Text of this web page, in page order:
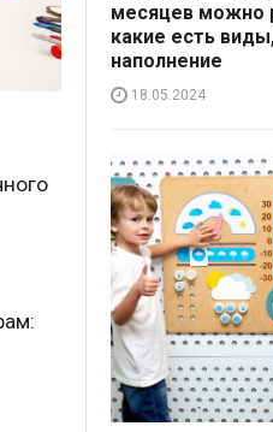
месяцев можно
какие есть
наполнение
18.05.2024